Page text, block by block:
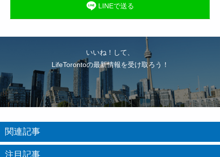
LINEで送る
いいね！して、
LifeTorontoの最新情報を受け取ろう！
関連記事
注目記事